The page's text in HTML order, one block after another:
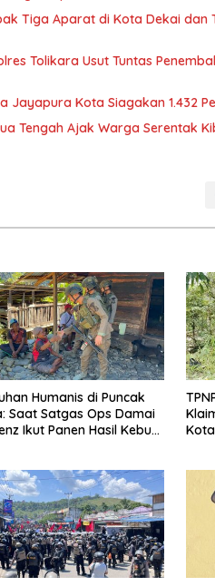
Tiga Aparat di Kota Dekai dan
Tolikara Usut Tuntas
Jayapura Kota Siagakan 1.432
Tengah Ajak Warga Serentak
Humanis di Puncak
Saat Satgas Ops Damai
Ikut Panen Hasil Kebun